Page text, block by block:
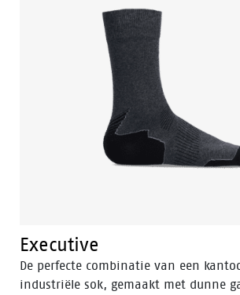
Executive
De perfecte combinatie van een
industriële sok, gemaakt met dunne